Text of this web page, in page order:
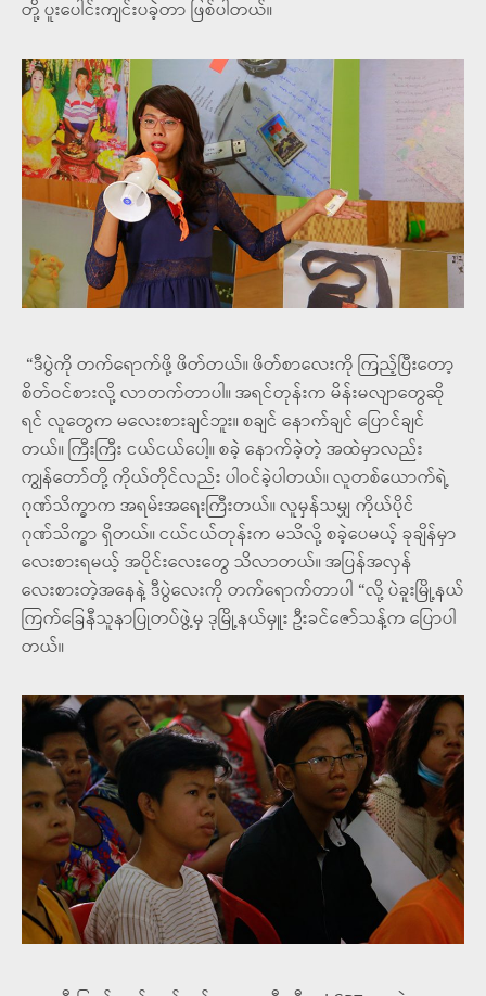
တို့ ပူးပေါင်းကျင်းပခဲ့တာ ဖြစ်ပါတယ်။
“ဒီပွဲကို တက်ရောက်ဖို့ ဖိတ်တယ်။ ဖိတ်စာလေးကို ကြည့်ပြီးတော့
စိတ်ဝင်စားလို့ လာတက်တာပါ။ အရင်တုန်းက မိန်းမလျာတွေဆို
ရင် လူတွေက မလေးစားချင်ဘူး။ စချင် နောက်ချင် ပြောင်ချင်
တယ်။ ကြီးကြီး ငယ်ငယ်ပေါ့။ စခဲ့ နောက်ခဲ့တဲ့ အထဲမှာလည်း
ကျွန်တော်တို့ ကိုယ်တိုင်လည်း ပါဝင်ခဲ့ပါတယ်။ လူတစ်ယောက်ရဲ့
ဂုဏ်သိက္ခာက အရမ်းအရေးကြီးတယ်။ လူမှန်သမျှ ကိုယ်ပိုင်
ဂုဏ်သိက္ခာ ရှိတယ်။ ငယ်ငယ်တုန်းက မသိလို့ စခဲ့ပေမယ့် ခုချိန်မှာ
လေးစားရမယ့် အပိုင်းလေးတွေ သိလာတယ်။ အပြန်အလှန်
လေးစားတဲ့အနေနဲ့ ဒီပွဲလေးကို တက်ရောက်တာပါ “လို့ ပဲခူးမြို့နယ်
ကြက်ခြေနီသူနာပြုတပ်ဖွဲ့မှ ဒုမြို့နယ်မှူး ဦးခင်ဇော်သန့်က ပြောပါ
တယ်။